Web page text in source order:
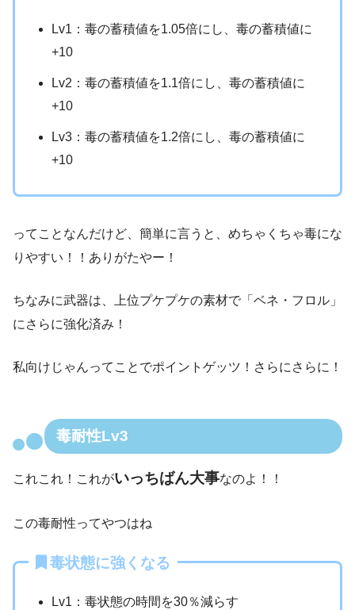
Lv1：毒の蓄積値を1.05倍にし、毒の蓄積値に
+10
Lv2：毒の蓄積値を1.1倍にし、毒の蓄積値に
+10
Lv3：毒の蓄積値を1.2倍にし、毒の蓄積値に
+10
ってことなんだけど、簡単に言うと、めちゃくちゃ毒にな
りやすい！！ありがたやー！
ちなみに武器は、上位プケプケの素材で「ベネ・フロル」
にさらに強化済み！
私向けじゃんってことでポイントゲッツ！さらにさらに！
毒耐性Lv3
これこれ！これがいっちばん大事なのよ！！
この毒耐性ってやつはね
毒状態に強くなる
Lv1：毒状態の時間を30％減らす